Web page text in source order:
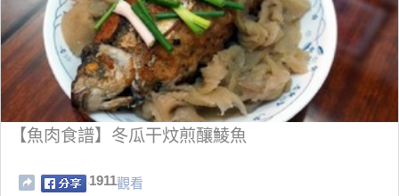
【魚肉食譜】冬瓜干炆煎釀鯪魚
1911觀看